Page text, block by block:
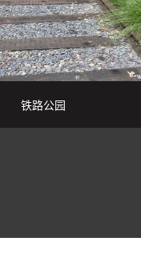
铁路公园